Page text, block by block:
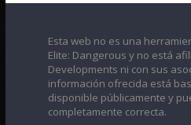
Esta web no es una
Elite: Dangerous y no está
Developments ni con sus
información ofrecida está
disponible públicamente y
completamente correcta.